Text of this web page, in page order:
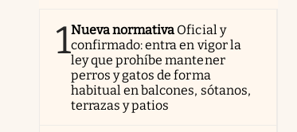
1Nueva normativa Oficial y
confirmado: entra en vigor la
ley que prohíbe mantener
perros y gatos de forma
habitual en balcones, sótanos,
terrazas y patios